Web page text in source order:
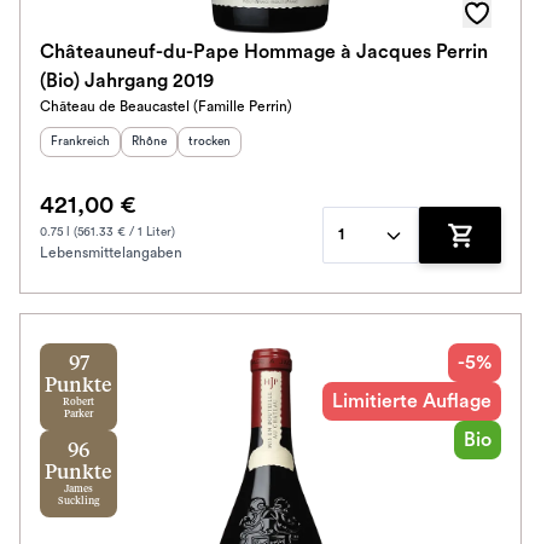
Châteauneuf-du-Pape Hommage à Jacques Perrin
(Bio) Jahrgang 2019
Château de Beaucastel (Famille Perrin)
Herkunftsland
Frankreich Herkunftsregion:
Rhône Geschmack
trocken
421,00 €
0.75 l (561.33 € / 1 Liter)
Lebensmittelangaben
1
Zum
97
Punkte
Robert
Parker
96
Punkte
James
Suckling
-5%
Limitierte Auflage
Bio